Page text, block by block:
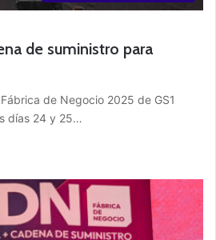
de suministro para
de Negocio 2025 de GS1
días 24 y 25…